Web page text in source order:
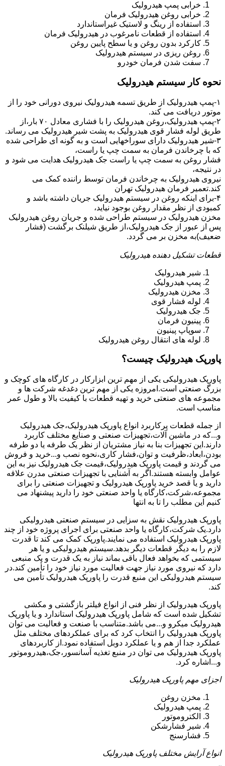
خرابی پمپ هیدرولیک
خرابی روغن هیدرولیک فرمان
استفاده از رینگ و لاستیک غیراستاندارد
استفاده از قطعات نامرغوب در هیدرولیک فرمان
کارکرد بدون روغن و یا سطح پایین روغن
روغن ریزی در سیستم هیدرولیک
سفت شدن فرمان خودرو
نحوه کار سیستم هیدرولیک
۱-پمپ هیدرولیک از طریق تسمه هیدرولیک نیروی دورانی خود را از
موتور دریافت می کند.
۲-پمپ هیدرولیک،روغن هیدرولیک را با فشاری معادل ۷۰ بار،از
طریق لوله فشار قوی هیدرولیک به پشت شیر هیدرولیک می رساند.
۳-شیر هیدرولیک دارای سوراخهایی است و به گونه ای طراحی شده
که با چرخاندن فرمان به سمت چپ یا راست،
فشار روغن به سمت چپ یا راست جک هیدرولیک هدایت می شود و
در نتیجه،
نیروی هیدرولیک به چرخاندن فرمان توسط راننده کمک می
کند.تعمیر فرمان هیدرولیک تهران
۴-برای اینکه روغن در سیستم هیدرولیک جریان داشته باشد و
کمبودی از نظر مقدار روغن بوجود نیاید،
مخزن هیدرولیک در سیستم طراحی شده و جریان روغن هیدرولیک
پس از عبور از جک هیدرولیک،از طریق شیلنک برگشت (فشار
ضعیف)به مخزن بر می گردد.
قطعات تشکیل دهنده هیدرولیک
شیر هیدرولیک
پمپ هیدرولیک
مخزن هیدرولیک
لوله فشار قوی
جک هیدرولیک
پینیون فرمان
سوپاپ پینیون
لوله های انتقال روغن هیدرولیک
پاورپک هیدرولیک چیست؟
پاورپک هیدرولیکی یکی از مهم ترین ابزارکار در کارگاه های کوچک و
بزرگ صنعتی است.امروزه یکی از مهم ترین دغدغه شرکت ها و
مجموعه های صنعتی خرید و تهیه قطعات با کیفیت بالا و طول عمر
مناسب است.
از جمله قطعات پرکاربرد انواع پاورپک هیدرولیک،جک هیدرولیک
و...که در ماشین آلات،تجهیزات صنعتی و صنایع مختلف کاربرد
دارند.این تجهیزات بنا به نیاز مشتریان از نظر یک طرفه یا دو طرفه
بودن،ابعاد،ظرفیت و توان،فشار کاری،نحوه نصب و...خرید و فروش
می گردند و قیمت پاورپک هیدرولیک،قیمت جک هیدرولیک نیز به این
عوامل وابسته هستند.اگر به آشنایی با تجهیزات صنعتی مدرن علاقه
دارید و یا قصد خرید پاورپک هیدرولیک و تجهیزات صنعتی را برای
مجموعه،شرکت،کارگاه یا واحد صنعتی خود را دارید پیشنهاد می
کنیم این مطلب را تا به انتها
پاورپک هیدرولیک نقش به سزایی در سیستم صنعتی هیدرولیکی
دارد.یک شرکت،کارگاه یا واحد صنعتی برای اجرای پروژه خود از چند
پاورپک هیدرولیک استفاده می نمایند.پاورپک کمک می کند تا قدرت
لازم را به دیگر قطعات دیگر بدهد.سیستم هیدرولیکی و یا هر
سیستمی که بخواهد فعال باقی بماند نیاز به یک قدرت و یک منبعی
دارد که نیروی مورد نیاز جهت فعالیت مورد نیاز خود را تأمین کند.در
سیستم هیدرولیکی این منبع قدرت را پاورپک هیدرولیک تأمین می
کند.
پاورپک هیدرولیک از نظر فنی از انواع فیلتر بازگشتی و مکشی
تشکیل شده است که شامل پاورپک هیدرولیک استاندارد و یا پاورپک
هیدرولیک میکرو و...می باشد.متناسب با صنعت و فعالیت می توان
پاورپک هیدرولیک را انتخاب کرد که برای عملکردهای مختلف مثل
عملکرد جدا از هم و یا عملکرد دوبل استفاده نمود.از کاربردهای
پاورپک هیدرولیک می توان در منبع تغذیه آسانسور،جک،هیدروموتور
و...اشاره کرد.
اجزای مهم پاورپک هیدرولیک
مخزن روغن
پمپ هیدرولیک
الکتروموتور
شیر فشارشکن
فشارسنج
انواع آرایش مختلف پاورپک هیدرولیک